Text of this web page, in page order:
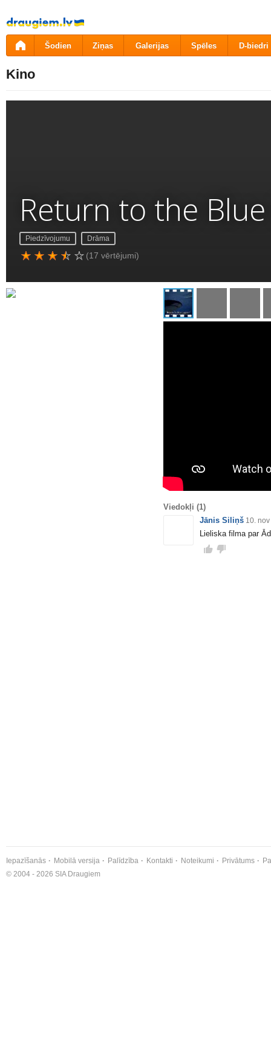
Pāriet
uz
saturu
Šodien Ziņas Galerijas Spēles D-biedri
Kino
Return to the
Piedzīvojumu Drāma
(17 vērtējumi)
Viedokļi (1)
Jānis Siliņš 10.
Lieliska filma par
Iepazīšanās Mobilā versija Palīdzība Kontakti Noteikumi Privātums
© 2004 - 2026 SIA Draugiem